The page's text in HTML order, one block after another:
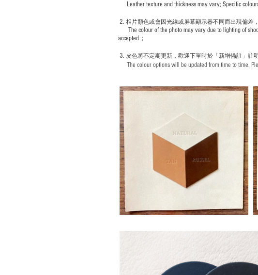
Leather texture and thickness may vary; Specific
2. 相片顏色或會因光線或屏幕顯示器不同而出現偏差
The colour of the photo may vary due to lighting of
accepted；
3. 皮色將不定期更新，歡迎下單時於「新增備註」註明
The colour options will be updated from time to time.